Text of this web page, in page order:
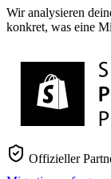
Wir analysieren
konkret, was eine
Offizieller